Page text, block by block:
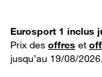
Eurosport 1 inclus
Prix des offres et
jusqu’au 19/08/2026.